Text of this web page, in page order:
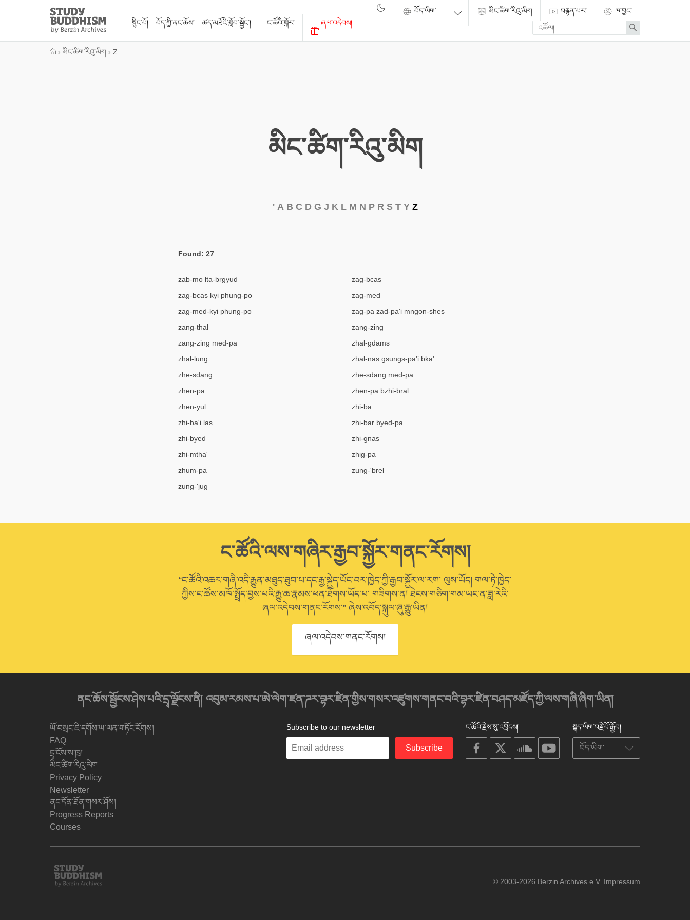
Study
Buddhism
Home
སྙིང་པོ། བོད་ཀྱི་ནང་ཆོས། ཚད་མཐོའི་སློབ་སྦྱོང་། ང་ཚོའི་སྐོར། ཞལ་འདེབས།
མིང་ཚིག་རིའུ་མིག བརྙན་པར།
ཁ་བྱང་
Enter
search
term
Search
› མིང་ཚིག་རིའུ་མིག › Z
མིང་ཚིག་རིའུ་མིག
' A B C D G J K L M N P R S T Y Z
Found: 27
zab-mo lta-brgyud
zag-bcas
zag-bcas kyi phung-po
zag-med
zag-med-kyi phung-po
zag-pa zad-pa'i mngon-shes
zang-thal
zang-zing
zang-zing med-pa
zhal-gdams
zhal-lung
zhal-nas gsungs-pa'i bka'
zhe-sdang
zhe-sdang med-pa
zhen-pa
zhen-pa bzhi-bral
zhen-yul
zhi-ba
zhi-ba'i las
zhi-bar byed-pa
zhi-byed
zhi-gnas
zhi-mtha'
zhig-pa
zhum-pa
zung-'brel
zung-'jug
ང་ཚོའི་ལས་གཞིར་རྒྱབ་སྐྱོར་གནང་རོགས།
“ང་ཚོའི་འཆར་གཞི་འདི་རྒྱུན་མཐུད་ཐུབ་པ་དང་རྒྱ་སྐྱེད་ཡོང་བར་ཁྱེད་ཀྱི་རྒྱབ་སྐྱོར་ལ་རག་ ལུས་ཡོད། གལ་ཏེ་ཁྱེད་
ཀྱིས་ང་ཚོས་མཁོ་སྤྲོད་བྱས་པའི་རྒྱུ་ཆ་རྣམས་ཕན་ཐོགས་ཡོད་པ་ གཟིགས་ན། ཐེངས་གཅིག་གམ་ཡང་ན་ཟླ་རེའི་
ཞལ་འདེབས་གནང་རོགས་” ཞེས་འབོད་སྐུལ་ཞུ་རྒྱུ་ཡིན།
ཞལ་འདེབས་གནང་རོགས།
ནང་ཆོས་སྦྱོངས་ཤེས་པའི་དྲྭ་ལྗོངས་ནི། འབུམ་རམས་པ་ཨེ་ལེག་ཛན་ཌར་བྷར་ཛིན་གྱིས་གསར་འཛུགས་གནང་བའི་བྷར་ཛིན་བཤད་མཛོད་ཀྱི་ལས་གཞི་ཞིག་ཡིན།
ཡོ་བསྲང་ཇི་དགོས་ཡ་ལན་གཏོང་རོགས།
FAQ
དྲྭ་ངོས་ས་ཁྲ།
མིང་ཚིག་རིའུ་མིག
Privacy Policy
Newsletter
ནང་དོན་ཐོན་གསར་ཤོས།
Progress Reports
Courses
སྐད་ཡིག་བརྗེ་པོ་རྒྱོབ།
ང་ཚོའི་རྗེས་སུ་འབྲོངས།
on
facebook
soundcloudyoutube
Subscribe to our newsletter
Enter
Subscribe
Study
Buddhism
© 2003-2026 Berzin Archives e.V. Impressum